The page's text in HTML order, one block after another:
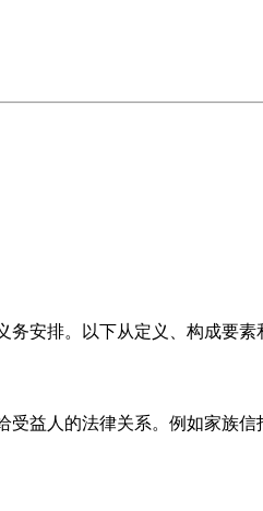
安排。以下从定义、构成要素
益人的法律关系。例如家族